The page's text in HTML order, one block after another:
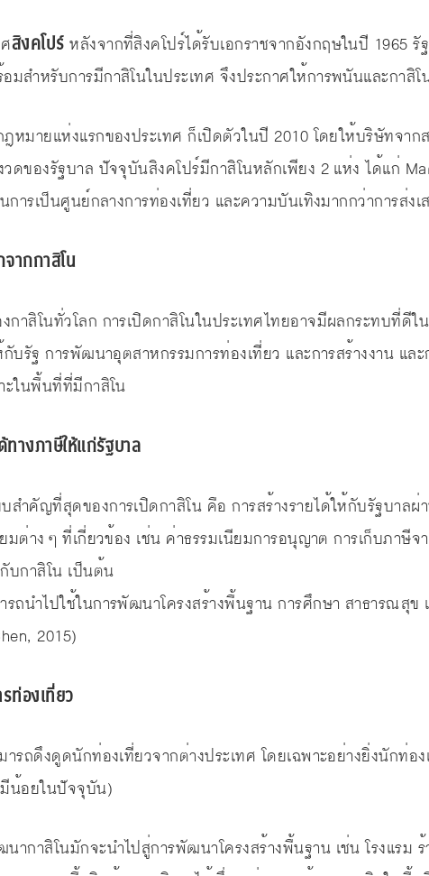
สิงคโปร์ หลังจากที่สิงคโปร์ได้รับเอกราชจากอังกฤษในปี 1965
มสำหรับการมีกาสิโนในประเทศ จึงประกาศให้การพนันและกาสิ
หมายแห่งแรกของประเทศ ก็เปิดตัวในปี 2010 โดยให้บริษัทจา
ดของรัฐบาล ปัจจุบันสิงคโปร์มีกาสิโนหลักเพียง 2 แห่ง ได้แก่
การเป็นศูนย์กลางการท่องเที่ยว และความบันเทิงมากกว่าการส่ง
ากกาสิโน
าสิโนทั่วโลก การเปิดกาสิโนในประเทศไทยอาจมีผลกระทบที่ดีใน
กับรัฐ การพัฒนาอุตสาหกรรมการท่องเที่ยว และการสร้างงาน แ
ะในพื้นที่ที่มีกาสิโน
ทางภาษีให้แก่รัฐบาล
สำคัญที่สุดของการเปิดกาสิโน คือ การสร้างรายได้ให้กับรัฐบาลผ่
มต่าง ๆ ที่เกี่ยวข้อง เช่น ค่าธรรมเนียมการอนุญาต การเก็บภา
บกาสิโน เป็นต้น
รถนำไปใช้ในการพัฒนาโครงสร้างพื้นฐาน การศึกษา สาธารณสุข
2015)
ท่องเที่ยว
ารถดึงดูดนักท่องเที่ยวจากต่างประเทศ โดยเฉพาะอย่างยิ่งนักท่
น้อยในปัจจุบัน)
ากาสิโนมักจะนำไปสู่การพัฒนาโครงสร้างพื้นฐาน เช่น โรงแรม